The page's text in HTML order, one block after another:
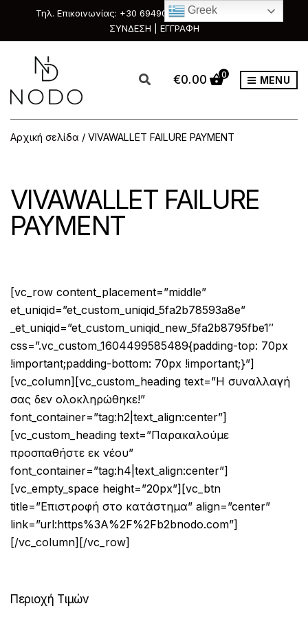
Τηλ. Επικοινωνίας: +30 6949088111 & +30 2351033303
ΣΥΝΔΕΣΗ | ΕΓΓΡΑΦΗ
€0.00 0 MENU
Αρχική σελίδα / VIVAWALLET FAILURE PAYMENT
VIVAWALLET FAILURE
PAYMENT
[vc_row content_placement=”middle”
et_uniqid=”et_custom_uniqid_5fa2b78593a8e”
_et_uniqid=”et_custom_uniqid_new_5fa2b8795fbe1″
css=”.vc_custom_1604499585489{padding-top: 70px
!important;padding-bottom: 70px !important;}”]
[vc_column][vc_custom_heading text=”Η συναλλαγή
σας δεν ολοκληρώθηκε!”
font_container=”tag:h2|text_align:center”]
[vc_custom_heading text=”Παρακαλούμε
προσπαθήστε εκ νέου”
font_container=”tag:h4|text_align:center”]
[vc_empty_space height=”20px”][vc_btn
title=”Επιστροφή στο κατάστημα” align=”center”
link=”url:https%3A%2F%2Fb2bnodo.com”]
[/vc_column][/vc_row]
Περιοχή Τιμών
Greek